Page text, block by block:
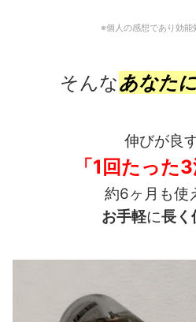
※個人の感想であり効能
そんなあなた
伸びが良
「1回たった
約6ヶ月も使
お手軽に長く